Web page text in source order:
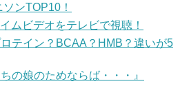
ンTOP10！
ムビデオをテレビで視聴！
テイン？BCAA？HMB？違いが5
の娘のためならば・・・』